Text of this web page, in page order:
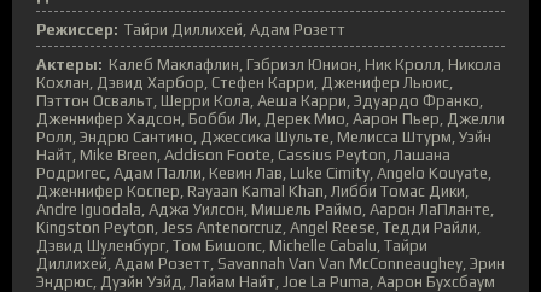
Режиссер: Тайри Диллихей, Адам Розетт
Актеры: Калеб Маклафлин, Гэбриэл Юнион, Ник Кролл, Никола
Кохлан, Дэвид Харбор, Стефен Карри, Дженифер Льюис,
Пэттон Освальт, Шерри Кола, Аеша Карри, Эдуардо Франко,
Дженнифер Хадсон, Бобби Ли, Дерек Мио, Аарон Пьер, Джелли
Ролл, Эндрю Сантино, Джессика Шульте, Мелисса Штурм, Уэйн
Найт, Mike Breen, Addison Foote, Cassius Peyton, Лашана
Родригес, Адам Палли, Кевин Лав, Luke Cimity, Angelo Kouyate,
Дженнифер Коспер, Rayaan Kamal Khan, Либби Томас Дики,
Andre Iguodala, Аджа Уилсон, Мишель Раймо, Аарон ЛаПланте,
Kingston Peyton, Jess Antenorcruz, Angel Reese, Тедди Райли,
Дэвид Шуленбург, Том Бишопс, Michelle Cabalu, Тайри
Диллихей, Адам Розетт, Savannah Van Van McConneaughey, Эрин
Эндрюс, Дуэйн Уэйд, Лайам Найт, Joe La Puma, Аарон Бухсбаум